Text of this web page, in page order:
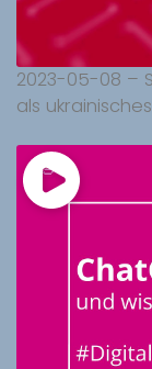
2023-05-08 –
als